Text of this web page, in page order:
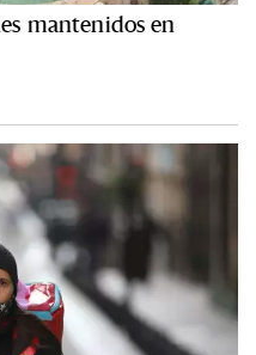
mantenidos en